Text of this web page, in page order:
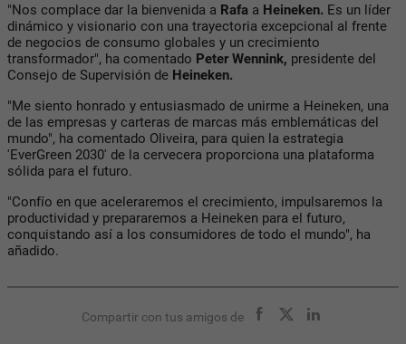
"Nos complace dar la bienvenida a Rafa a Heineken. Es un líder
dinámico y visionario con una trayectoria excepcional al frente
de negocios de consumo globales y un crecimiento
transformador", ha comentado Peter Wennink, presidente del
Consejo de Supervisión de Heineken.
"Me siento honrado y entusiasmado de unirme a Heineken, una
de las empresas y carteras de marcas más emblemáticas del
mundo", ha comentado Oliveira, para quien la estrategia
'EverGreen 2030' de la cervecera proporciona una plataforma
sólida para el futuro.
"Confío en que aceleraremos el crecimiento, impulsaremos la
productividad y prepararemos a Heineken para el futuro,
conquistando así a los consumidores de todo el mundo", ha
añadido.
Compartir con tus amigos de